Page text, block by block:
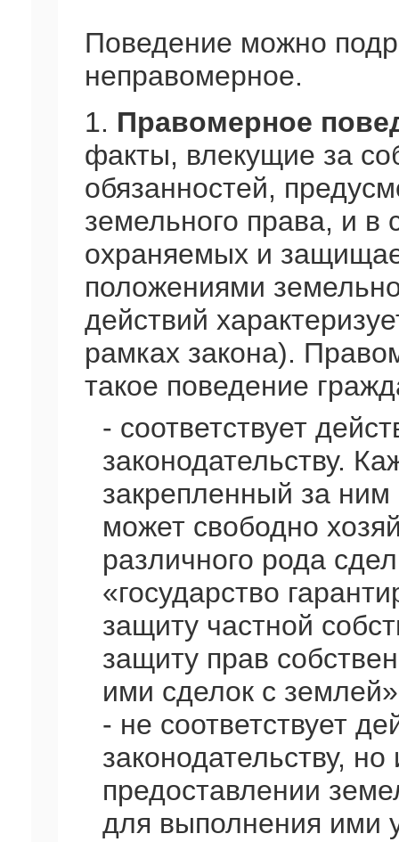
Поведение можно
неправомерное.
1. Правомерное
факты, влекущие за
обязанностей,
земельного права, и в
охраняемых и
положениями
действий
рамках закона).
такое поведение
- соответствует
законодательству.
закрепленный за ним
может свободно
различного рода
«государство
защиту частной
защиту прав
ими сделок с
- не соответствует
законодательству,
предоставлении
для выполнения ими